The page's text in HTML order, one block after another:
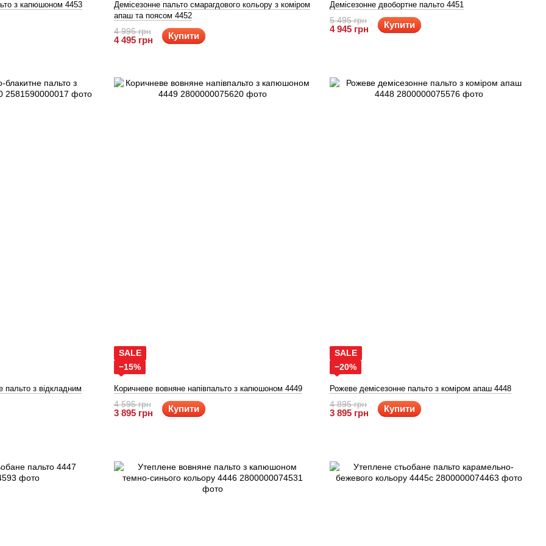
з капюшоном 4453
Демісезонне пальто смарагдового кольору з коміром
апаш та поясом 4452
4 995 грн
4 495 грн Купити
Демісезонне двобортне пальто 4451
5 495 грн
4 945 грн Купити
пальто з відкладним
SALE
−15%
Коричневе вовняне напівпальто з капюшоном 4449
4 595 грн
3 895 грн Купити
SALE
−20%
Рожеве демісезонне пальто з коміром апаш 4448
4 895 грн
3 895 грн Купити